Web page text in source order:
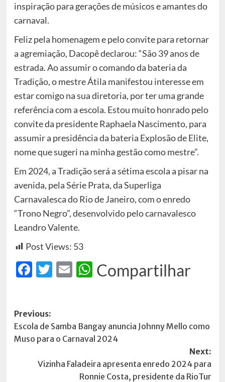
inspiração para gerações de músicos e amantes do
carnaval.
Feliz pela homenagem e pelo convite para retornar
a agremiação, Dacopê declarou: “São 39 anos de
estrada. Ao assumir o comando da bateria da
Tradição, o mestre Átila manifestou interesse em
estar comigo na sua diretoria, por ter uma grande
referência com a escola. Estou muito honrado pelo
convite da presidente Raphaela Nascimento, para
assumir a presidência da bateria Explosão de Elite,
nome que sugeri na minha gestão como mestre”.
Em 2024, a Tradição será a sétima escola a pisar na
avenida, pela Série Prata, da Superliga
Carnavalesca do Rio de Janeiro, com o enredo
“Trono Negro”, desenvolvido pelo carnavalesco
Leandro Valente.
Post Views: 53
Facebook
Twitter
EmailWhatsApp
Compartilhar
Post
navigation
Previous:
Escola de Samba Bangay anuncia Johnny Mello como
Muso para o Carnaval 2024
Next:
Vizinha Faladeira apresenta enredo 2024 para
Ronnie Costa, presidente da RioTur